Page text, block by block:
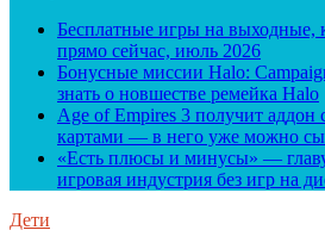
Бесплатные игры на выходные,
прямо сейчас, июль 2026
Бонусные миссии Halo:
знать о новшестве ремейка Halo
Age of Empires 3 получит
картами — в него уже можно
«Есть плюсы и минусы» —
игровая индустрия без игр на
Дети